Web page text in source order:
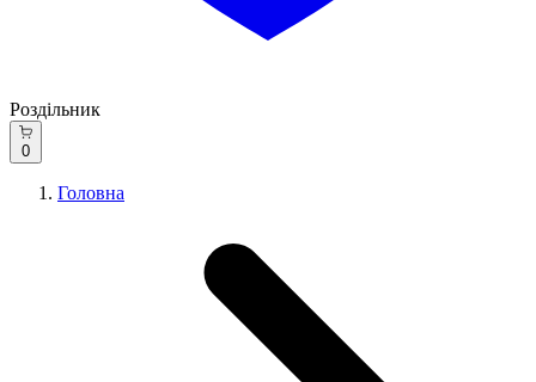
Роздільник
0
Головна